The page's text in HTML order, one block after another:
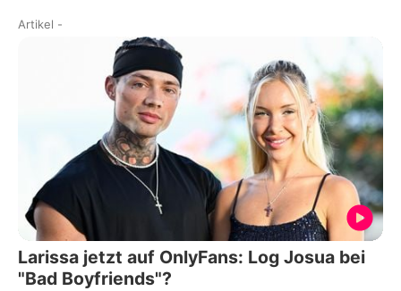
Artikel -
Larissa jetzt auf OnlyFans: Log Josua bei
"Bad Boyfriends"?